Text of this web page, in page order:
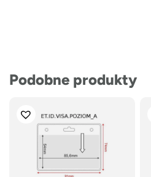
Podobne produkty